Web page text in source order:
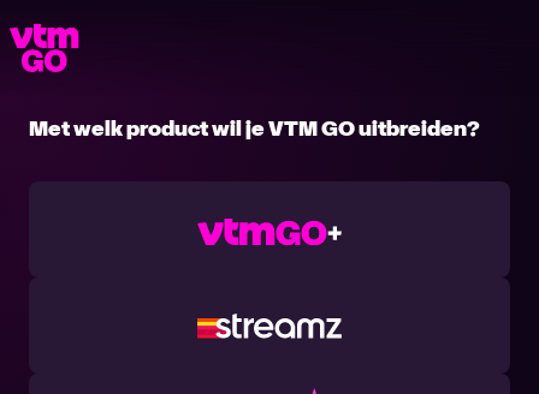
Breid je VTM GO uit!
Met welk product wil je VTM GO uitbreiden?